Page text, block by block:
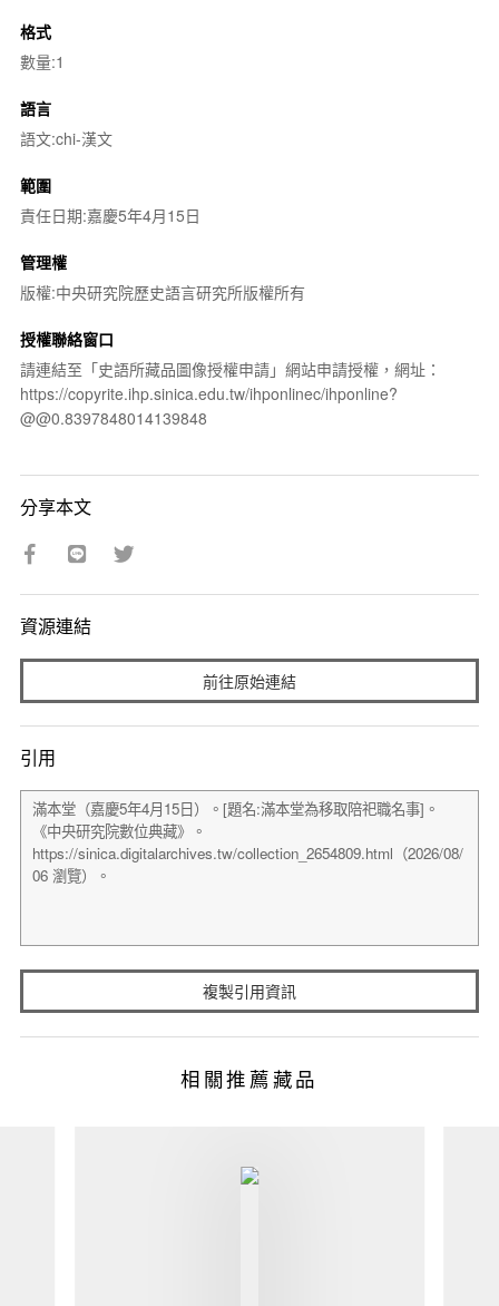
格式
數量:1
語言
語文:chi-漢文
範圍
責任日期:嘉慶5年4月15日
管理權
版權:中央研究院歷史語言研究所版權所有
授權聯絡窗口
請連結至「史語所藏品圖像授權申請」網站申請授權，網址：
https://copyrite.ihp.sinica.edu.tw/ihponlinec/ihponline?
@@0.8397848014139848
分享本文
資源連結
前往原始連結
引用
複製引用資訊
相關推薦藏品